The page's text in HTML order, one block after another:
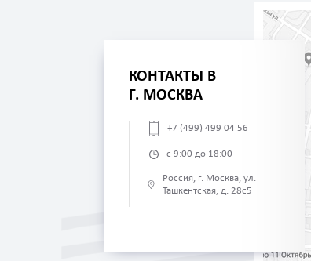
КОНТАКТЫ В
Г. МОСКВА
+7 (499) 499 04 56
с 9:00 до 18:00
Россия, г. Москва, ул.
Ташкентская, д. 28с5